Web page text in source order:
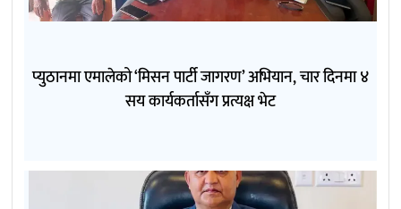
प्युठानमा एमालेको ‘मिसन पार्टी जागरण’ अभियान, चार दिनमा ४
सय कार्यकर्तासँग प्रत्यक्ष भेट